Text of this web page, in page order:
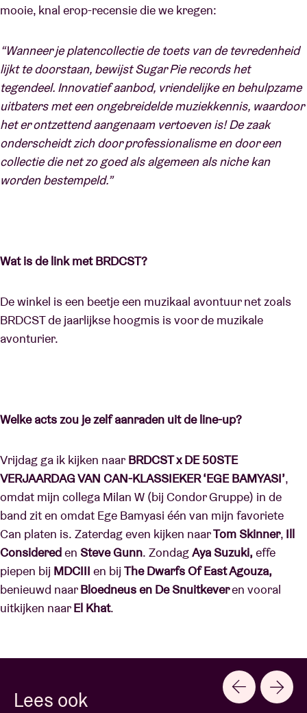
mooie, knal erop-recensie die we kregen:
“Wanneer je platencollectie de toets van de tevredenheid
lijkt te doorstaan, bewijst Sugar Pie records het
tegendeel. Innovatief aanbod, vriendelijke en behulpzame
uitbaters met een ongebreidelde muziekkennis, waardoor
het er ontzettend aangenaam vertoeven is! De zaak
onderscheidt zich door professionalisme en door een
collectie die net zo goed als algemeen als niche kan
worden bestempeld.”
Wat is de link met BRDCST?
De winkel is een beetje een muzikaal avontuur net zoals
BRDCST de jaarlijkse hoogmis is voor de muzikale
avonturier.
Welke acts zou je zelf aanraden uit de line-up?
Vrijdag ga ik kijken naar BRDCST x DE 50STE
VERJAARDAG VAN CAN-KLASSIEKER ‘EGE BAMYASI’,
omdat mijn collega Milan W (bij Condor Gruppe) in de
band zit en omdat Ege Bamyasi één van mijn favoriete
Can platen is. Zaterdag even kijken naarTom Skinner, Ill
Considereden Steve Gunn. ZondagAya Suzuki, effe
piepen bij MDCIII en bij The Dwarfs Of East Agouza,
benieuwd naarBloedneus en De Snuitkeveren vooral
uitkijken naarEl Khat.
Lees ook